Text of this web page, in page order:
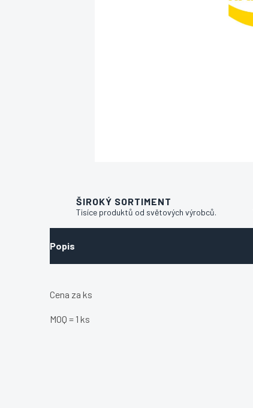
ŠIROKÝ SORTIMENT
Tisíce produktů od světových výrobců.
Popis
Cena za ks
MOQ = 1 ks